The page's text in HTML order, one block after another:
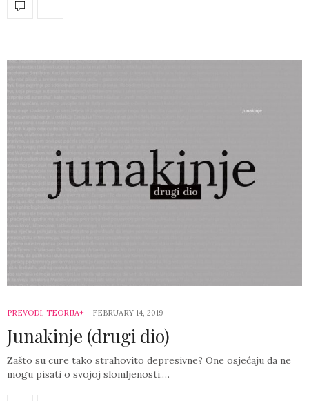
PREVODI, TEORIJA+ - FEBRUARY 14, 2019
Junakinje (drugi dio)
Zašto su cure tako strahovito depresivne? One osjećaju da ne
mogu pisati o svojoj slomljenosti,…